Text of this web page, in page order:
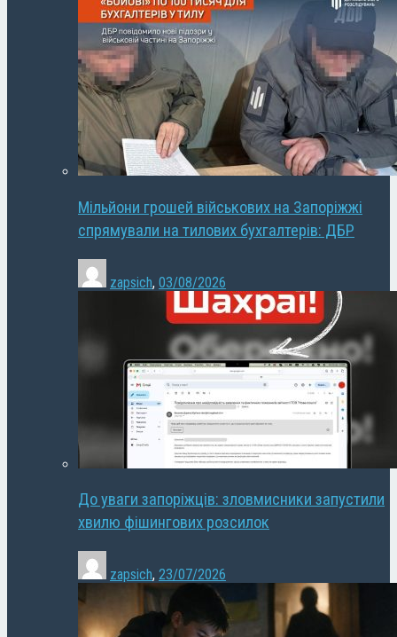
Мільйони грошей військових на Запоріжжі
спрямували на тилових бухгалтерів: ДБР
zapsich, 03/08/2026
До уваги запоріжців: зловмисники запустили
хвилю фішингових розсилок
zapsich, 23/07/2026